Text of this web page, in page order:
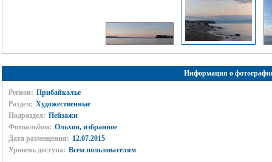
Информация о
Регион: Прибайкалье
Раздел: Художественные
Подраздел: Пейзажи
Фотоальбом: Ольхон, избранное
Дата размещения: 12.07.2015
Уровень доступа: Всем пользователям